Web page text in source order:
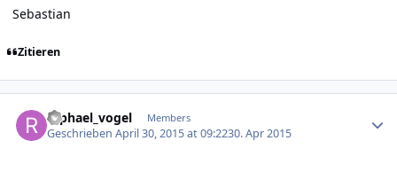
Sebastian
Zitieren
raphael_vogel Members
GeschriebenApril 30, 2015 at 09:2230. Apr 2015